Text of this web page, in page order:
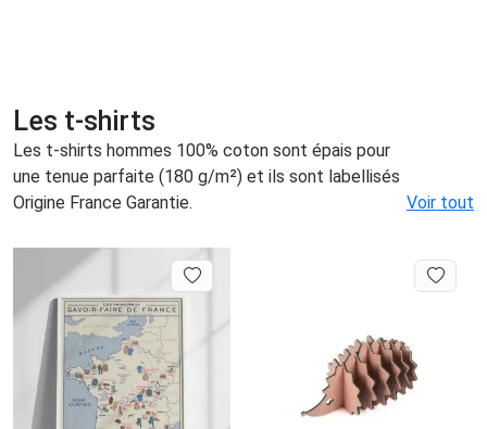
Les t-shirts
Les t-shirts hommes 100% coton sont épais pour
une tenue parfaite (180 g/m²) et ils sont labellisés
Origine France Garantie.
Voir tout